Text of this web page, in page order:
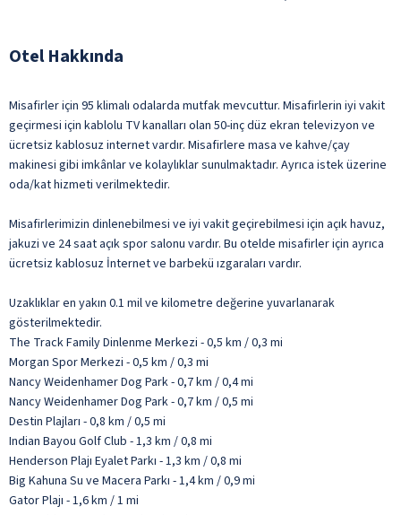
Otel Hakkında
Misafirler için 95 klimalı odalarda mutfak mevcuttur. Misafirlerin iyi vakit
geçirmesi için kablolu TV kanalları olan 50-inç düz ekran televizyon ve
ücretsiz kablosuz internet vardır. Misafirlere masa ve kahve/çay
makinesi gibi imkânlar ve kolaylıklar sunulmaktadır. Ayrıca istek üzerine
oda/kat hizmeti verilmektedir.
Misafirlerimizin dinlenebilmesi ve iyi vakit geçirebilmesi için açık havuz,
jakuzi ve 24 saat açık spor salonu vardır. Bu otelde misafirler için ayrıca
ücretsiz kablosuz İnternet ve barbekü ızgaraları vardır.
Uzaklıklar en yakın 0.1 mil ve kilometre değerine yuvarlanarak
gösterilmektedir.
The Track Family Dinlenme Merkezi - 0,5 km / 0,3 mi
Morgan Spor Merkezi - 0,5 km / 0,3 mi
Nancy Weidenhamer Dog Park - 0,7 km / 0,4 mi
Nancy Weidenhamer Dog Park - 0,7 km / 0,5 mi
Destin Plajları - 0,8 km / 0,5 mi
Indian Bayou Golf Club - 1,3 km / 0,8 mi
Henderson Plajı Eyalet Parkı - 1,3 km / 0,8 mi
Big Kahuna Su ve Macera Parkı - 1,4 km / 0,9 mi
Gator Plajı - 1,6 km / 1 mi